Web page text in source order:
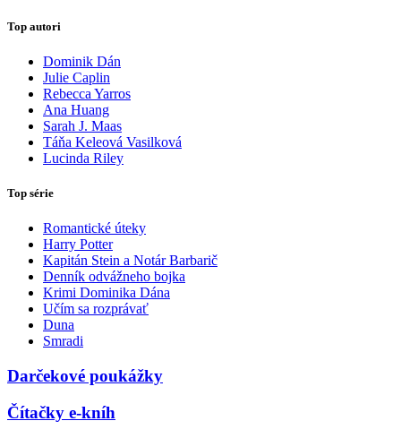
Top autori
Dominik Dán
Julie Caplin
Rebecca Yarros
Ana Huang
Sarah J. Maas
Táňa Keleová Vasilková
Lucinda Riley
Top série
Romantické úteky
Harry Potter
Kapitán Stein a Notár Barbarič
Denník odvážneho bojka
Krimi Dominika Dána
Učím sa rozprávať
Duna
Smradi
Darčekové poukážky
Čítačky e-kníh